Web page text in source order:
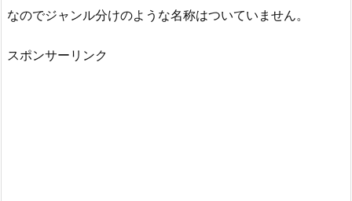
なのでジャンル分けのような名称はついていません。
スポンサーリンク